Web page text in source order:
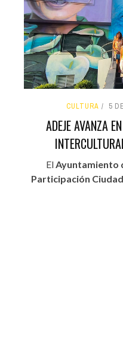
CULTURA 5
ADEJE AVANZA
ElAyuntamiento
Participación